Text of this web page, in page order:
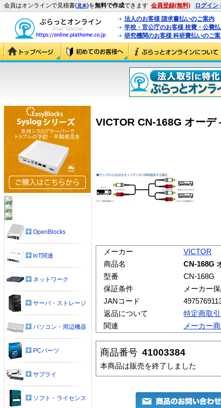
会員はオンラインで見積書(見本)を無料で作成できます 会員登録(無料) ログイン
法人のお客様 請求書払いのご案内
学校・官公庁のお客様 校費・公費
研究機関のお客様 科研費払いのご
VICTOR CN-168G オー
メーカー
VICTOR
商品名
CN-168G
型番
CN-168G
保証条件
メーカー
JANコード
返品について
特定商取
関連
メーカー
商品番号 41003384
本商品は販売を終了しました
OpenBlocks
IoT関連
ネットワーク
サーバ・ストレージ
パソコン・周辺機器
PCパーツ
サプライ
ソフト・ライセンス